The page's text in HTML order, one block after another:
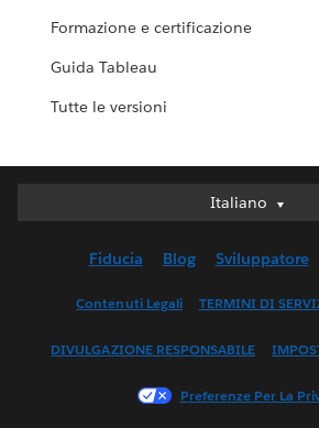
Formazione e certificazione
Guida Tableau
Tutte le versioni
Italiano
Italiano
English (UK)
Français (Canada)
Fiducia Blog Sviluppatore
Contenuti Legali TERMINI DI
DIVULGAZIONE RESPONSABILE
Preferenze Per La